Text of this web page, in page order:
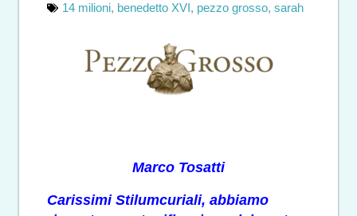
14 milioni, benedetto XVI , pezzo grosso, sarah
Marco Tosatti
Carissimi Stilumcuriali, abbiamo